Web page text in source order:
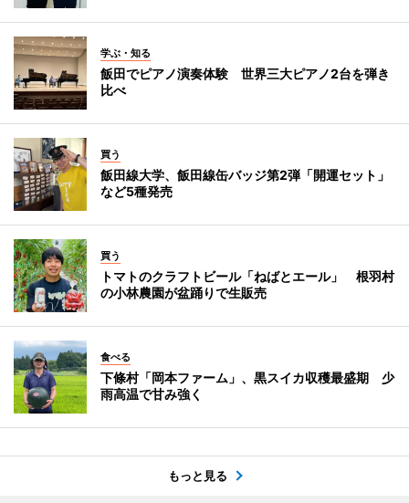
学ぶ・知る
飯田でピアノ演奏体験 世界三大ピアノ2台を弾き
比べ
買う
飯田線大学、飯田線缶バッジ第2弾「開運セット」
など5種発売
買う
トマトのクラフトビール「ねばとエール」 根羽村
の小林農園が盆踊りで生販売
食べる
下條村「岡本ファーム」、黒スイカ収穫最盛期 少
雨高温で甘み強く
もっと見る